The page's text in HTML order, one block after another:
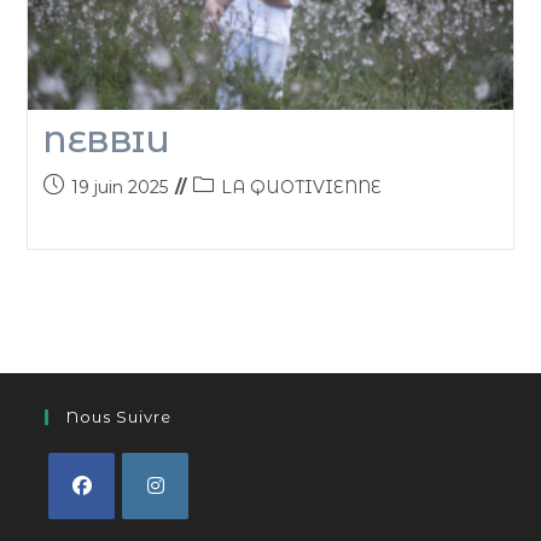
NEBBIU
19 juin 2025 LA QUOTIVIENNE
Nous Suivre